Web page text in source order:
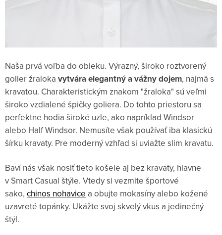
Naša prvá voľba do obleku. Výrazný, široko roztvorený
golier žraloka vytvára elegantný a vážny dojem, najmä s
kravatou. Charakteristickým znakom "žraloka" sú veľmi
široko vzdialené špičky goliera. Do tohto priestoru sa
perfektne hodia široké uzle, ako napríklad Windsor
alebo Half Windsor. Nemusíte však používať iba klasickú
šírku kravaty. Pre moderný vzhľad si uviažte slim kravatu.
Baví nás však nosiť tieto košele aj bez kravaty, hlavne
v Smart Casual štýle. Vtedy si vezmite športové
sako, chinos nohavice a obujte mokasíny alebo kožené
uzavreté topánky. Ukážte svoj skvelý vkus a jedinečný
štýl.